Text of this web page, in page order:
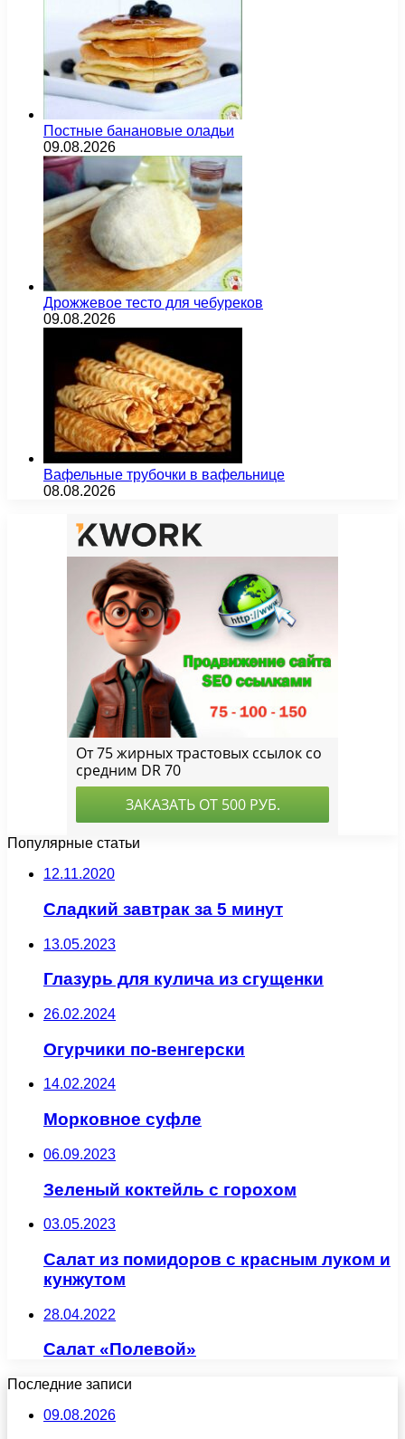
Постные банановые оладьи
09.08.2026
Дрожжевое тесто для чебуреков
09.08.2026
Вафельные трубочки в вафельнице
08.08.2026
Популярные статьи
12.11.2020
Сладкий завтрак за 5 минут
13.05.2023
Глазурь для кулича из сгущенки
26.02.2024
Огурчики по-венгерски
14.02.2024
Морковное суфле
06.09.2023
Зеленый коктейль с горохом
03.05.2023
Салат из помидоров с красным луком и
кунжутом
28.04.2022
Салат «Полевой»
Последние записи
09.08.2026